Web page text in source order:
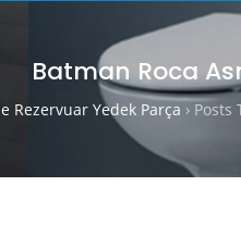
Batman Roca
Rezervuar Yedek Parça › Posts